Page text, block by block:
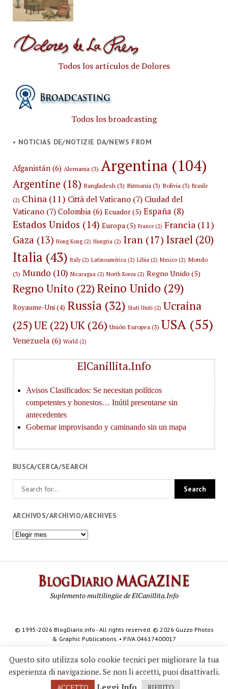
Todos los artículos de Dolores
Todos los broadcasting
• NOTICIAS DE/NOTIZIE DA/NEWS FROM
Afganistán(6) Alemania (3) Argentina (104)
Argentine (18) Bangladesh (3) Birmania (3) Bolivia (3) Brasile
(2) China(11) Città del Vaticano(7) Ciudad del
Vaticano(7) Colombia (6) Ecuador(5) España (8)
Estados Unidos (14) Europa(5) France(2) Francia(11)
Gaza (13) Hong Kong(2) Hungria(2) Iran(17) Israel(20)
Italia (43) Italy(2) Latinoamérica(2) Libia(2) Mexico(2) Mondo
(3) Mundo (10) Nicaragua(2) North Korea(2) Regno Unido (5)
Regno Unito (22) Reino Unido (29)
Royaume-Uni(4) Russia(32) Stati Uniti(2) Ucraina
(25)UE (22)UK(26) Unión Europea (3) USA(55)
Venezuela (6) World(2)
ElCanillita.Info
BUSCA/CERCA/SEARCH
ARCHIVOS/ARCHIVIO/ARCHIVES
Archivos/Archivio/Archives
Suplemento multilingüe de ElCanillita.Info
© 1995-2026 BlogDiario.info - All rights reserved. © 2026 Guzzo Photos
& Graphic Publications. • P.IVA 04617400017
Questo sito utilizza solo cookie tecnici per migliorare la tua
esperienza di navigazione. Se non li accetti, puoi disattivarli.
Leggi Info